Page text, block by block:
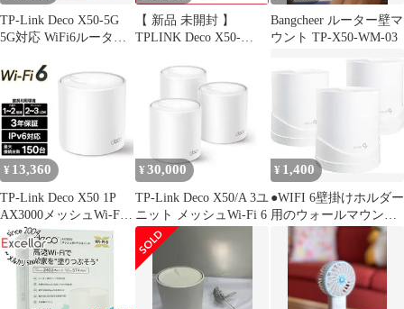
TP-Link Deco X50-5G
5G対応 WiFi6ルーター
【 新品 未開封 】
TPLINK Deco X50-
対応メッシュWi-Fi 6シ
ステム ［Wi-Fi 6(ax)
/IPv6対応］ DECOX50-
Bangcheer ルーター壁マ
ウント TP-X50-WM-03
¥ 13,360
TP-Link Deco X50 1P
AX3000メッシュWi-Fi 6
システム 1個パック
DECOX501P
¥ 30,000
TP-Link Deco X50/A 3ユ
ニット メッシュWi-Fi 6
¥ 1,400
●WIFI 6壁掛けホルダー
用のウォールマウント
ホルダー